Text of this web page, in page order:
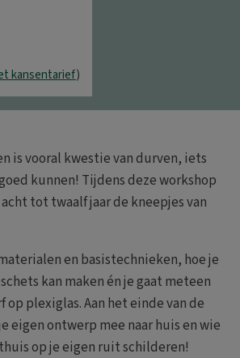
is vooral kwestie van durven, iets
kunnen! Tijdens deze workshop
tot twaalf jaar de kneepjes van
en basistechnieken, hoe je
kan maken én je gaat meteen
op plexiglas. Aan het einde van de
eigen ontwerp mee naar huis en wie
op je eigen ruit schilderen!
kansentarief)